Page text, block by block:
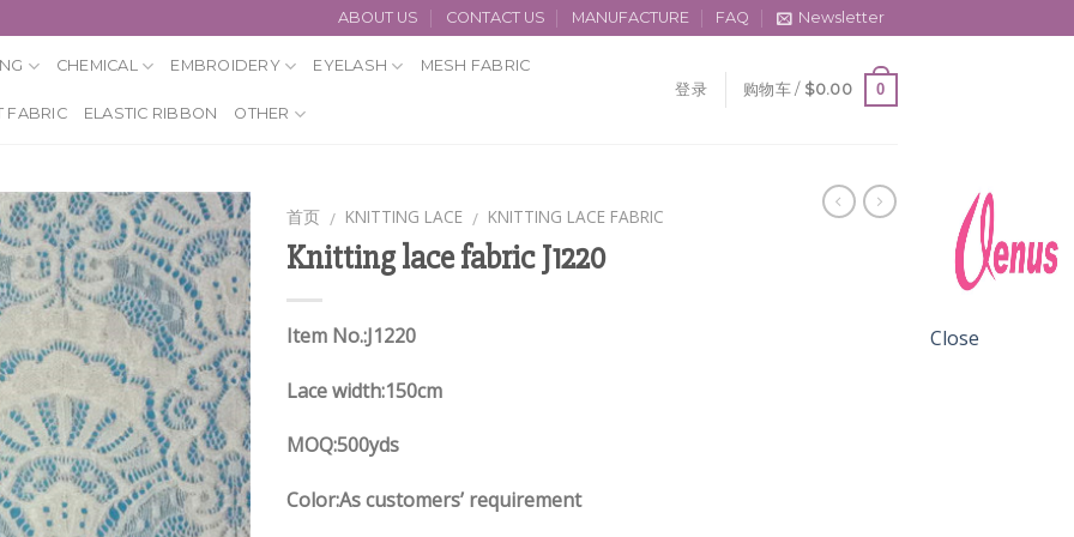
ABOUT US CONTACT US MANUFACTURE FAQ Newsletter
CHEMICAL EMBROIDERY EYELASH MESH FABRIC
FABRIC ELASTIC RIBBON OTHER
登录 购物车 / $0.00 0
首页 / KNITTING LACE / KNITTING LACE FABRIC
Knitting lace fabric J1220
Item No.:J1220
Lace width:150cm
MOQ:500yds
Color:As customers’ requirement
Close